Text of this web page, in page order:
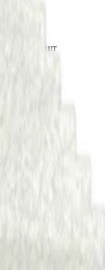
1 шт
нанесения, 5x5x3 -